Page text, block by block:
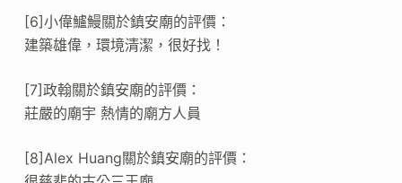
[6]小偉鱸鰻關於鎮安廟的評價：
建築雄偉，環境清潔，很好找！
[7]政翰關於鎮安廟的評價：
莊嚴的廟宇 熱情的廟方人員
[8]Alex Huang關於鎮安廟的評價：